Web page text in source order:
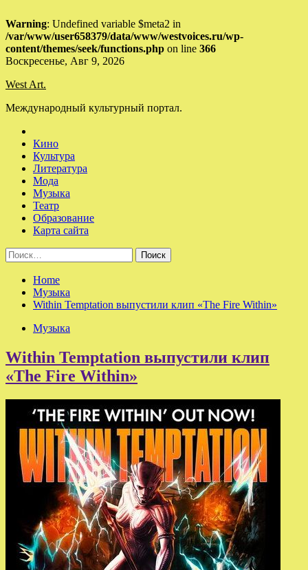
Warning: Undefined variable $meta2 in
/var/www/user658379/data/www/westvoices.ru/wp-
content/themes/seek/functions.php on line 366
Skip
content
Воскресенье, Авг 9, 2026
West Art.
Международный культурный портал.
Кино
Культура
Литература
Мода
Музыка
Театр
Образование
Карта сайта
Найти:
Home
Музыка
Within Temptation выпустили клип «The Fire Within»
Музыка
Within Temptation выпустили клип
«The Fire Within»